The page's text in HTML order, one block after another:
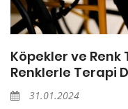
Köpekler ve Renk
Renklerle Terapi
31.01.2024